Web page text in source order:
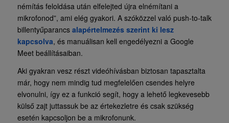
némítás feloldása után elfelejted újra elnémítani a
mikrofonod”, ami elég gyakori. A szóközzel való push-to-talk
billentyűparancs alapértelmezés szerint ki lesz
kapcsolva, és manuálisan kell engedélyezni a Google
Meet beállításaiban.
Aki gyakran vesz részt videóhívásban biztosan tapasztalta
már, hogy nem mindig tud megfelelően csendes helyre
elvonulni, így ez a funkció segít, hogy a lehető legkevesebb
külső zajt juttassuk be az értekezletre és csak szükség
esetén kapcsoljon be a mikrofonunk.